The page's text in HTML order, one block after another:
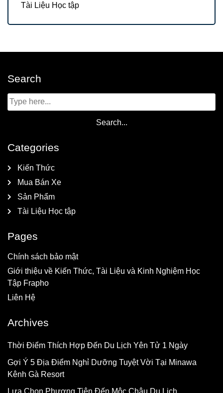
Tài Liệu Học tập
Search
Categories
Kiến Thức
Mua Bán Xe
Sản Phẩm
Tài Liệu Học tập
Pages
Chính sách bảo mật
Giới thiệu về Kiến Thức, Tài Liệu và Kinh Nghiệm Học
Tập Frapho
Liên Hệ
Archives
Thời Điểm Thích Hợp Đến Du Lịch Yên Tử 1 Ngày
Gợi Ý 5 Địa Điểm Nghỉ Dưỡng Tuyệt Vời Tại Minawa
Kênh Gà Resort
Lựa Chọn Phương Tiện Đến Mộc Châu Du Lịch